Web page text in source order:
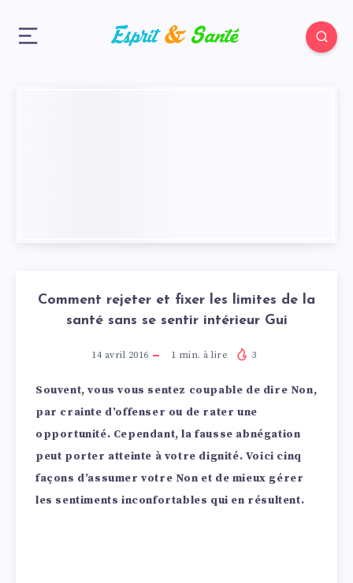
Comment rejeter et fixer les limites de la
santé sans se sentir intérieur Gui
14 avril 2016 1 min. à lire 3
Souvent, vous vous sentez coupable de dire Non,
par crainte d’offenser ou de rater une
opportunité. Cependant, la fausse abnégation
peut porter atteinte à votre dignité. Voici cinq
façons d’assumer votre Non et de mieux gérer
les sentiments inconfortables qui en résultent.